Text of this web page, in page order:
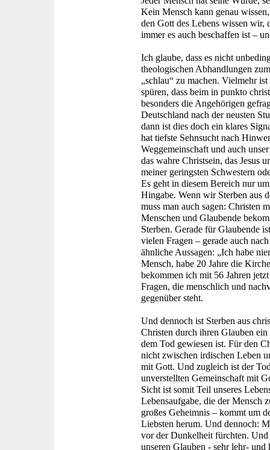
Kein Mensch kann genau
den Gott des Lebens wissen wir,
immer es auch beschaffen ist –
Ich glaube, dass es nicht
theologischen Abhandlungen
„schlau“ zu machen. Vielmehr
spüren, dass beim in punkto
besonders die Angehörigen
Deutschland nach der neusten
dann ist dies doch ein klares
hat tiefste Sehnsucht nach
Weggemeinschaft und auch
das wahre Christsein, das Jesus
meiner geringsten Schwestern
Es geht in diesem Bereich nur
Hingabe. Wenn wir Sterben aus
muss man auch sagen: Christen
Menschen und Glaubende
Sterben. Gerade für Glaubende
vielen Fragen – gerade auch
ähnliche Aussagen: „Ich habe
Mensch, habe 20 Jahre die
bekommen ich mit 56 Jahren
Fragen, die menschlich und
gegenüber steht.
Und dennoch ist Sterben aus
Christen durch ihren Glauben
dem Tod gewiesen ist. Für den
nicht zwischen irdischen Leben
mit Gott. Und zugleich ist der
unverstellten Gemeinschaft mit
Sicht ist somit Teil unseres
Lebensaufgabe, die der Mensch
großes Geheimnis – kommt um
Liebsten herum. Und dennoch:
vor der Dunkelheit fürchten.
unseren Glauben - sehr lehr-